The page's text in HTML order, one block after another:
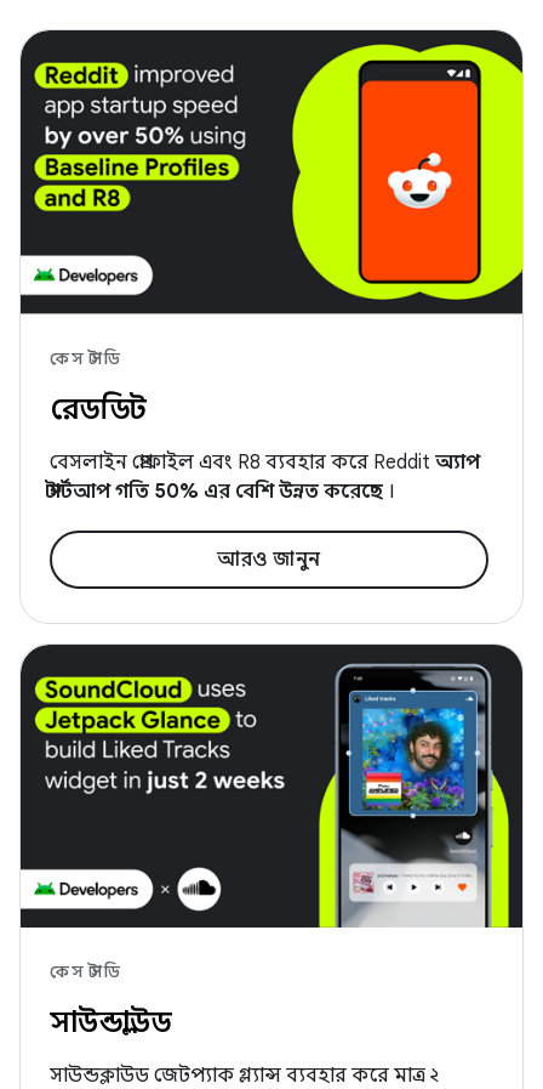
কেস স্টাডি
রেডডিট
বেসলাইন প্রোফাইল এবং R8 ব্যবহার করে Reddit অ্যাপ
স্টার্টআপ গতি 50% এর বেশি উন্নত করেছে ।
আরও জানুন
কেস স্টাডি
সাউন্ডক্লাউড
সাউন্ডক্লাউড জেটপ্যাক গ্ল্যান্স ব্যবহার করে মাত্র ২